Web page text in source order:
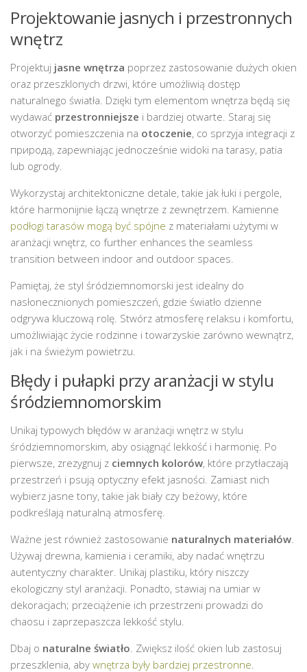
Projektowanie jasnych i przestronnych
wnętrz
Projektuj jasne wnętrza poprzez zastosowanie dużych okien
oraz przeszklonych drzwi, które umożliwią dostęp
naturalnego światła. Dzięki tym elementom wnętrza będą się
wydawać przestronniejsze i bardziej otwarte. Staraj się
otworzyć pomieszczenia na otoczenie, co sprzyja integracji z
природą, zapewniając jednocześnie widoki na tarasy, patia
lub ogrody.
Wykorzystaj architektoniczne detale, takie jak łuki i pergole,
które harmonijnie łączą wnętrze z zewnętrzem. Kamienne
podłogi tarasów mogą być spójne z materiałami użytymi w
aranżacji wnętrz, co further enhances the seamless
transition between indoor and outdoor spaces.
Pamiętaj, że styl śródziemnomorski jest idealny do
nasłonecznionych pomieszczeń, gdzie światło dzienne
odgrywa kluczową rolę. Stwórz atmosferę relaksu i komfortu,
umożliwiając życie rodzinne i towarzyskie zarówno wewnątrz,
jak i na świeżym powietrzu.
Błędy i pułapki przy aranżacji w stylu
śródziemnomorskim
Unikaj typowych błędów w aranżacji wnętrz w stylu
śródziemnomorskim, aby osiągnąć lekkość i harmonię. Po
pierwsze, zrezygnuj z ciemnych kolorów, które przytłaczają
przestrzeń i psują optyczny efekt jasności. Zamiast nich
wybierz jasne tony, takie jak biały czy beżowy, które
podkreślają naturalną atmosferę.
Ważne jest również zastosowanie naturalnych materiałów
Używaj drewna, kamienia i ceramiki, aby nadać wnętrzu
autentyczny charakter. Unikaj plastiku, który niszczy
ekologiczny styl aranżacji. Ponadto, stawiaj na umiar w
dekoracjach; przeciążenie ich przestrzeni prowadzi do
chaosu i zaprzepaszcza lekkość stylu.
Dbaj o naturalne światło . Zwiększ ilość okien lub zastosuj
przeszklenia, aby wnętrza były bardziej przestronne